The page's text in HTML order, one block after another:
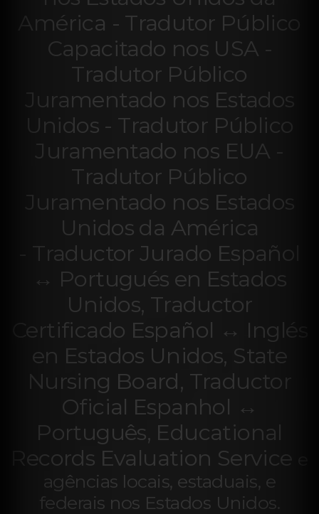
América - Tradutor Público
Capacitado nos USA -
Tradutor Público
Juramentado nos Estados
Unidos - Tradutor Público
Juramentado nos EUA -
Tradutor Público
Juramentado nos Estados
Unidos da América
Traductor Jurado Español
↔ Portugués en Estados
Unidos, Traductor
Certificado Español ↔ Inglés
en Estados Unidos, State
Nursing Board, Traductor
Oficial Espanhol ↔
Português, Educational
Records Evaluation Service
agências locais, estaduais, e
federais nos Estados Unidos.